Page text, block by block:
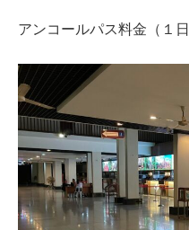
アンコールパス料金（１